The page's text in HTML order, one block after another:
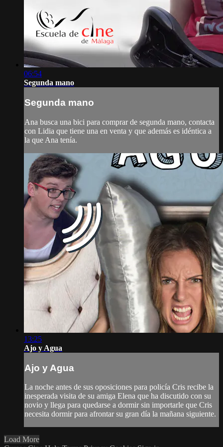
06:54
Segunda mano
Segunda mano
Ana busca una bici para comprar de segunda mano, contacta
con Lidia que tiene una en venta y que además es idéntica a
la que Ana tenía.
13:25
Ajo y Agua
Ajo y Agua
La noche antes de sus oposiciones para policía Cris recibe la
inesperada visita de su amiga Elena que ha discutido con su
novio y llega para quedarse a dormir sin importarle que Cris
necesita dormir para afrontar su gran día la mañana siguiente.
Load More